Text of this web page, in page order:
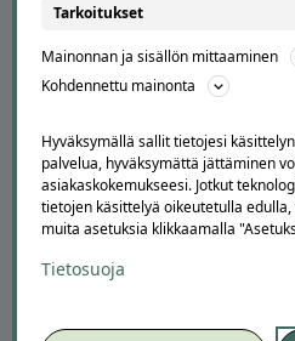
APUA JA NEUVOJA
Peruuta tilaus
Kuinka Offerilla toimii
Tarkoitukset
Mainonnan ja sisällön mittaaminen
Kohdennettu mainonta
Hyväksymällä sallit tietojesi
palvelua, hyväksymättä jättäminen
asiakaskokemukseesi. Jotkut
tietojen käsittelyä oikeutetulla
muita asetuksia klikkaamalla
Tietosuoja